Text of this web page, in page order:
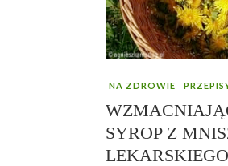
NA ZDROWIE
SYROP Z